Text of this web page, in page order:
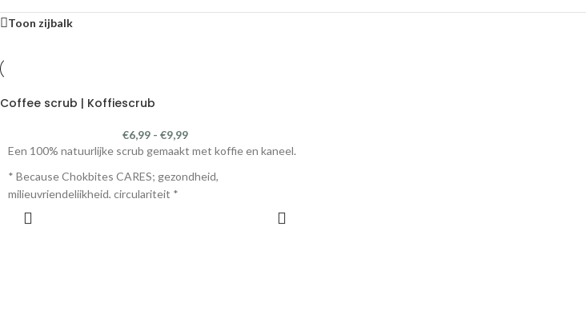
Toon zijbalk
Coffee scrub | Koffiescrub
€6,99 - €9,99
Een 100% natuurlijke scrub gemaakt met koffie en kaneel.
* Because Chokbites CARES; gezondheid,
milieuvriendelijkheid, circulariteit *